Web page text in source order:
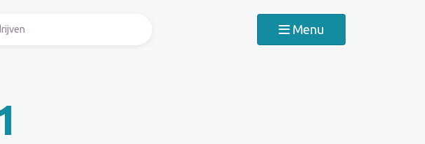
Menu